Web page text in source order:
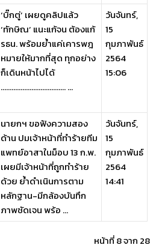
‘บิ๊กตู่’ เผยดูคลิปแล้ว
‘ทักษิณ’ แนะแก้จน ต้องแก้
รธน. พร้อมย้ำแค่เคารพฎ
หมายให้มากที่สุด ทุกอย่าง
ก็เดินหน้าไปได้
.................................... ...
วันจันทร์,
15
กุมภาพันธ์
2564
15:06
นายกฯ ขอฟังความสอง
ด้าน ปมเจ้าหน้าที่ทำร้ายทีม
แพทย์อาสาในม็อบ 13 ก.พ.
เผยมีเจ้าหน้าที่ถูกทำร้าย
ด้วย ย้ำดำเนินการตาม
หลักฐาน-มีกล้องบันทึก
ภาพชัดเจน พร้อ ...
วันจันทร์,
15
กุมภาพันธ์
2564
14:41
หน้าที่ 8 จาก 28